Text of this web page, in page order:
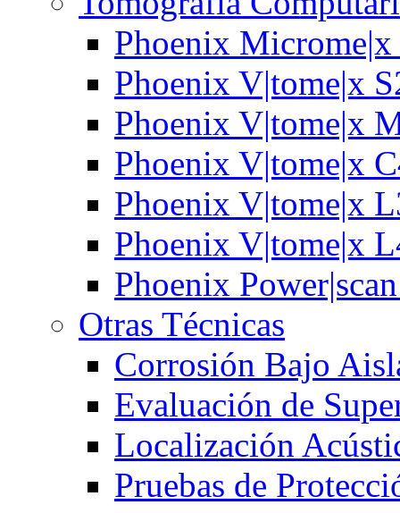
Phoenix
Phoenix V|tome|x
Phoenix V|tome|x
Phoenix V|tome|x
Phoenix V|tome|x
Phoenix V|tome|x
Phoenix
Otras Técnicas
Corrosión Bajo
Evaluación de
Localización
Pruebas de